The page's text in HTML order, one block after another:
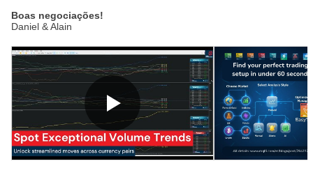
Boas negociações!
Daniel & Alain